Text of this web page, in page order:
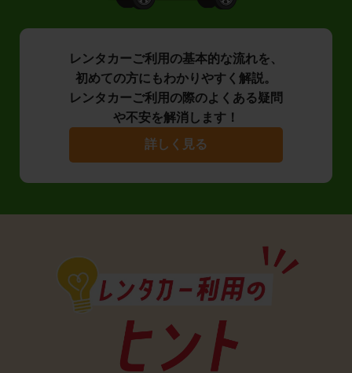
レンタカーご利用の基本的な流れを、
初めての方にもわかりやすく解説。
レンタカーご利用の際のよくある疑問
や不安を解消します！
詳しく見る